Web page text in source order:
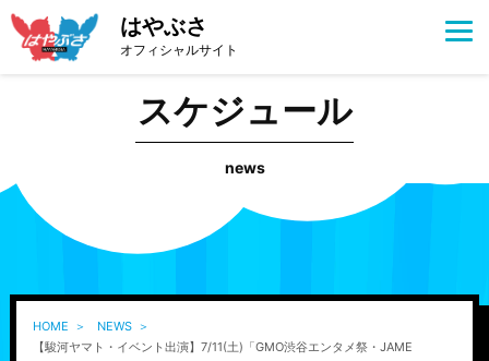
はやぶさ
オフィシャルサイト
スケジュール
news
HOME
NEWS
【駿河ヤマト・イベント出演】7/11(土)「GMO渋谷エンタメ祭・JAME